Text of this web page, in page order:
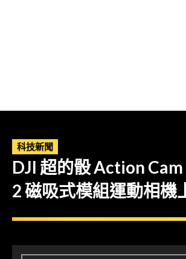
科技新聞
DJI 超的骰 Action
2 磁吸式模組運動相機